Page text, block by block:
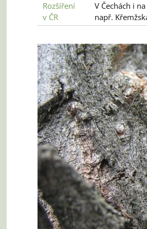
Rozšíření
v ČR
V Čechách i
např.